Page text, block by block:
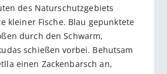
des Naturschutzgebiets
kleiner Fische. Blau gepunktete
durch den Schwarm,
schießen vorbei. Behutsam
einen Zackenbarsch an,